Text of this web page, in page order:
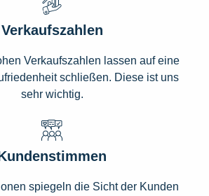
Verkaufszahlen
Verkaufszahlen lassen auf eine
schließen. Diese ist uns
sehr wichtig.
spiegeln die Sicht der Kunden